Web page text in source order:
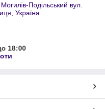
Подільський вул.
Україна
18:00